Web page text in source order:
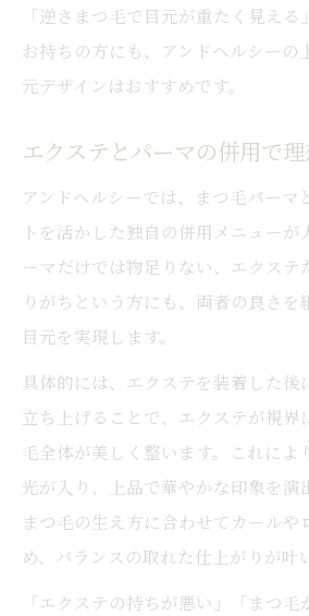
「逆さまつ毛で目元が重たく見え
お持ちの方にも、アンドヘルシーの
元デザインはおすすめです。
エクステとパーマの併用で
アンドヘルシーでは、まつ毛パーマ
トを活かした独自の併用メニューが
ーマだけでは物足りない、エクステ
りがちという方にも、両者の良さを
目元を実現します。
具体的には、エクステを装着した後
立ち上げることで、エクステが視界
毛全体が美しく整います。これによ
光が入り、上品で華やかな印象を演
まつ毛の生え方に合わせてカールや
め、バランスの取れた仕上がりが叶
「エクステの持ちが悪い」「まつ毛